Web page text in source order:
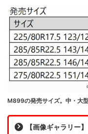
M899の発売サイズ。中・大
【画像ギャラリー